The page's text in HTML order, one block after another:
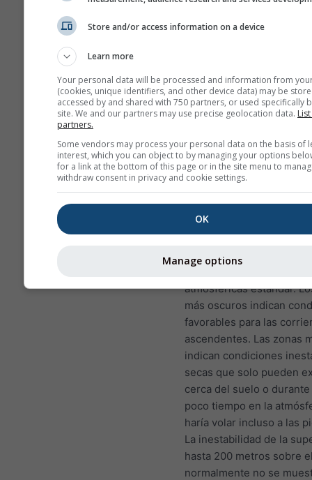
pueden encontrar patrones
Tasa de descenso
mide en kelvin por cada
diferencia de altura. El
exacto aparece impreso
etiquetas blancas sobre
(condiciones muy
valores positivos y se
en colores de amarillo a
límite entre verde y azul
atmosféricas estándar.
más oscuros indican
favorables para las
ascendentes. Las zonas
indican condiciones
secas que solo pueden
cerca del suelo o
poco tiempo en la
haría volar incluso a las
La inestabilidad de la
hasta 200 metros sobre
normalmente no se
Store and/or access information on a device
Learn more
Your personal data will be processed and information from
(cookies, unique identifiers, and other device data) may be
accessed by and shared with 750 partners, or used specifically
site. We and our partners may use precise geolocation data.
partners.
Some vendors may process your personal data on the basis of
interest, which you can object to by managing your options
for a link at the bottom of this page or in the site menu to
withdraw consent in privacy and cookie settings.
OK
Manage options